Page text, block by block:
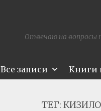
Отвечаю на вопросы
Все записи Книги
ТЕГ: